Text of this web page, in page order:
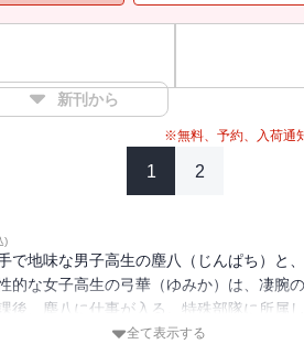
新刊から
※無料、予約、入荷通
1 2
)
で地味な男子高生の塵八（じんぱち）と
的な女子高生の弓華（ゆみか）は、凄腕の
後、塵八に仕事が入る。特殊部隊に所属
殺だ。塵八は狙撃のため、賭博が行われて
全て表示する